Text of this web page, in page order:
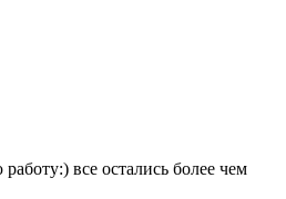
все остались более чем